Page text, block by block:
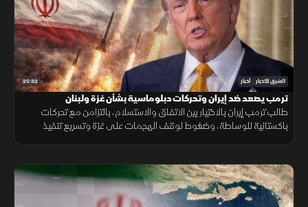
25:32 الشرق للأخبار أخبار
ترمب يصعد ضد إيران وتحركات دبلوماسية بشأن غزة ولبنان
طالب ترمب إيران بالاختيار بين الاتفاق والاستسلام، بالتزامن مع تحركات
باكستانية للوساطة، وضغوط لوقف الهجمات على غزة وتسريع تنفيذ